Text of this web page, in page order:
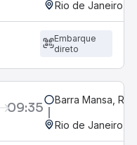
Rio de Janeiro,
Embarque
direto
09:35 Barra Mansa, RJ
Rio de Janeiro,